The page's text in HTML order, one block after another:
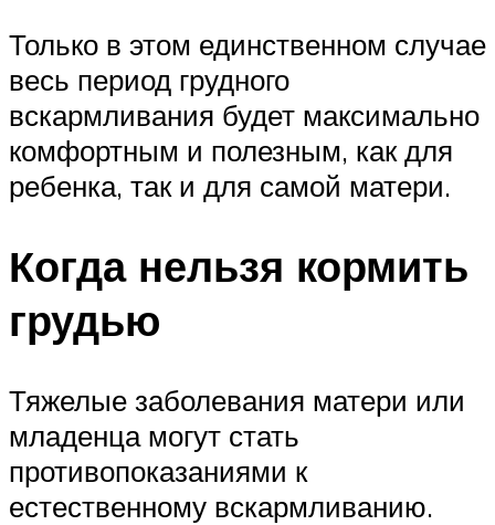
Только в этом единственном случае
весь период грудного
вскармливания будет максимально
комфортным и полезным, как для
ребенка, так и для самой матери.
Когда нельзя кормить
грудью
Тяжелые заболевания матери или
младенца могут стать
противопоказаниями к
естественному вскармливанию.